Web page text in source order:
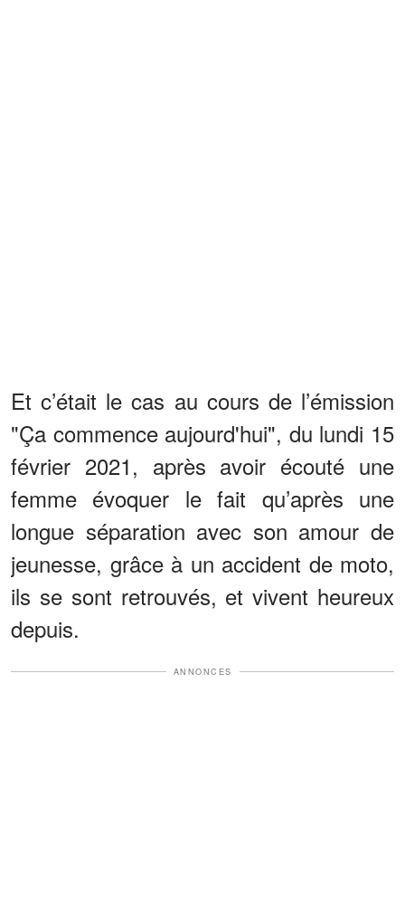
Et c’était le cas au cours de l’émission
"Ça commence aujourd'hui", du lundi 15
février 2021, après avoir écouté une
femme évoquer le fait qu’après une
longue séparation avec son amour de
jeunesse, grâce à un accident de moto,
ils se sont retrouvés, et vivent heureux
depuis.
ANNONCES